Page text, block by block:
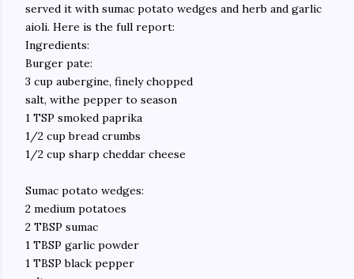
served it with sumac potato wedges and herb and garlic
aioli. Here is the full report:
Ingredients:
Burger pate:
3 cup aubergine, finely chopped
salt, withe pepper to season
1 TSP smoked paprika
1/2 cup bread crumbs
1/2 cup sharp cheddar cheese
Sumac potato wedges:
2 medium potatoes
2 TBSP sumac
1 TBSP garlic powder
1 TBSP black pepper